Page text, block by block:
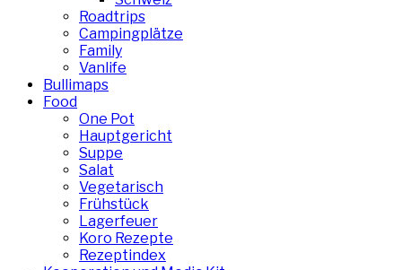
Roadtrips
Campingplätze
Family
Vanlife
Bullimaps
Food
One Pot
Hauptgericht
Suppe
Salat
Vegetarisch
Frühstück
Lagerfeuer
Koro Rezepte
Rezeptindex